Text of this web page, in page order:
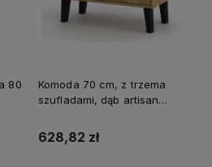
80
Komoda 70 cm, z trzema
szufladami, dąb artisan
628,82 zł